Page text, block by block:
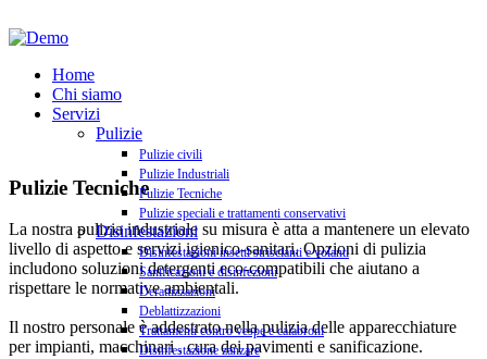
Home
Chi siamo
Servizi
Pulizie
Pulizie civili
Pulizie Industriali
Pulizie Tecniche
Pulizie speciali e trattamenti conservativi
Disinfestazioni
Disinfestazioni insetti striscianti e volanti
Sanificazioni e disinfezioni
Derattizzazioni
Deblattizzazioni
Trattamenti contro vespe e calabroni
Disinfestazione zanzare
Pulizie Tecniche
La nostra pulizia industriale su misura è atta a mantenere un elevato
livello di aspetto e servizi igienico-sanitari. Opzioni di pulizia
includono soluzioni detergenti eco-compatibili che aiutano a
rispettare le normative ambientali.
Il nostro personale è addestrato nella pulizia delle apparecchiature
per impianti, macchinari , cura dei pavimenti e sanificazione.